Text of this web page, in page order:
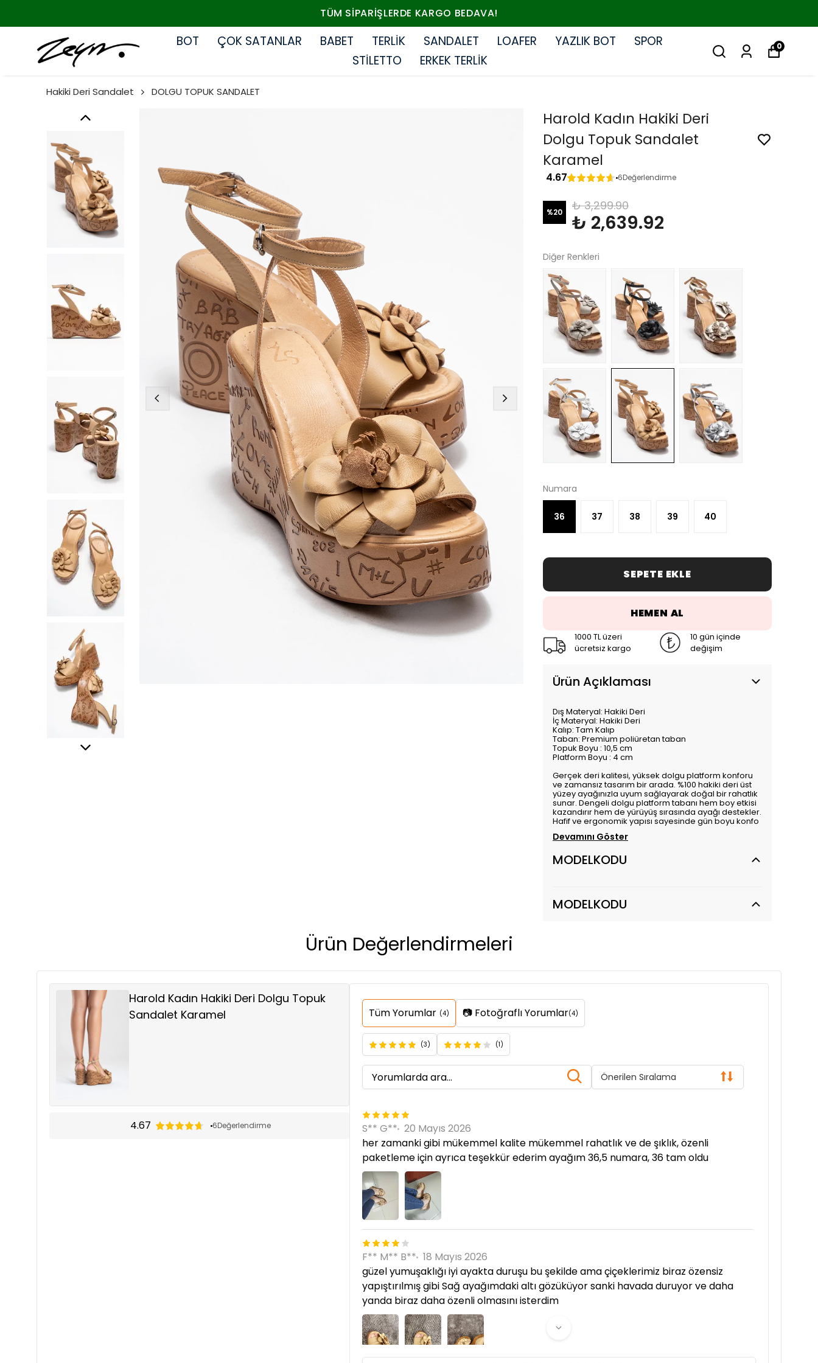
TÜM SIPARIŞLERDE KARGO BEDAVA!
BOT ÇOK SATANLAR BABET TERLİK SANDALET LOAFER YAZLIK BOT
SPOR
STİLETTO
ERKEK TERLİK
0
Hakiki Deri Sandalet DOLGU TOPUK SANDALET
Harold Kadın Hakiki Deri
Dolgu Topuk Sandalet
Karamel
4.67 6Değerlendirme
%20 ₺ 3,299.90
₺ 2,639.92
Diğer Renkleri
Numara
36 37 38 39 40
SEPETE EKLE
HEMEN AL
1000 TL üzeri
ücretsiz kargo
10 gün içinde
değişim
Ürün Açıklaması
Dış Materyal: Hakiki Deri
İç Materyal: Hakiki Deri
Kalıp: Tam Kalıp
Taban: Premium poliüretan taban
Topuk Boyu : 10,5 cm
Platform Boyu : 4 cm
Gerçek deri kalitesi, yüksek dolgu platform konforu
ve zamansız tasarım bir arada. %100 hakiki deri üst
yüzey ayağınızla uyum sağlayarak doğal bir rahatlık
sunar. Dengeli dolgu platform tabanı hem boy etkisi
kazandırır hem de yürüyüş sırasında ayağı destekler.
Hafif ve ergonomik yapısı sayesinde gün boyu konfo
Devamını Göster
MODELKODU
MODELKODU
Ürün Değerlendirmeleri
Harold Kadın Hakiki Deri Dolgu Topuk
Sandalet Karamel
4.67 6Değerlendirme
Tüm Yorumlar (4) 📷 Fotoğraflı Yorumlar(4)
(3) (1)
Önerilen Sıralama
S** G** 20 Mayıs 2026
her zamanki gibi mükemmel kalite mükemmel rahatlık ve de şıklık, özenli
paketleme için ayrıca teşekkür ederim ayağım 36,5 numara, 36 tam oldu
F** M** B** 18 Mayıs 2026
güzel yumuşaklığı iyi ayakta duruşu bu şekilde ama çiçeklerimiz biraz özensiz
yapıştırılmış gibi Sağ ayağımdaki altı gözüküyor sanki havada duruyor ve daha
yanda biraz daha özenli olmasını isterdim